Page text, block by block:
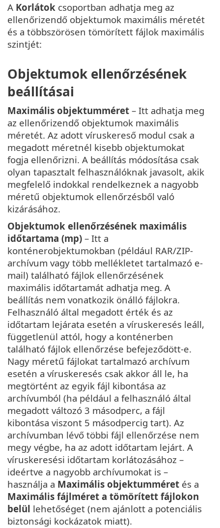
A Korlátok csoportban adhatja meg az
ellenőrizendő objektumok maximális méretét
és a többszörösen tömörített fájlok maximális
szintjét:
Objektumok ellenőrzésének
beállításai
Maximális objektumméret – Itt adhatja meg
az ellenőrizendő objektumok maximális
méretét. Az adott víruskereső modul csak a
megadott méretnél kisebb objektumokat
fogja ellenőrizni. A beállítás módosítása csak
olyan tapasztalt felhasználóknak javasolt, akik
megfelelő indokkal rendelkeznek a nagyobb
méretű objektumok ellenőrzésből való
kizárásához.
Objektumok ellenőrzésének maximális
időtartama (mp) – Itt a
konténerobjektumokban (például RAR/ZIP-
archívum vagy több mellékletet tartalmazó e-
mail) található fájlok ellenőrzésének
maximális időtartamát adhatja meg. A
beállítás nem vonatkozik önálló fájlokra.
Felhasználó által megadott érték és az
időtartam lejárata esetén a víruskeresés leáll,
függetlenül attól, hogy a konténerben
található fájlok ellenőrzése befejeződött-e.
Nagy méretű fájlokat tartalmazó archívum
esetén a víruskeresés csak akkor áll le, ha
megtörtént az egyik fájl kibontása az
archívumból (ha például a felhasználó által
megadott változó 3 másodperc, a fájl
kibontása viszont 5 másodpercig tart). Az
archívumban lévő többi fájl ellenőrzése nem
megy végbe, ha az adott időtartam lejárt. A
víruskeresési időtartam korlátozásához –
ideértve a nagyobb archívumokat is –
használja a Maximális objektumméret és a
Maximális fájlméret a tömörített fájlokon
belül lehetőséget (nem ajánlott a potenciális
biztonsági kockázatok miatt).